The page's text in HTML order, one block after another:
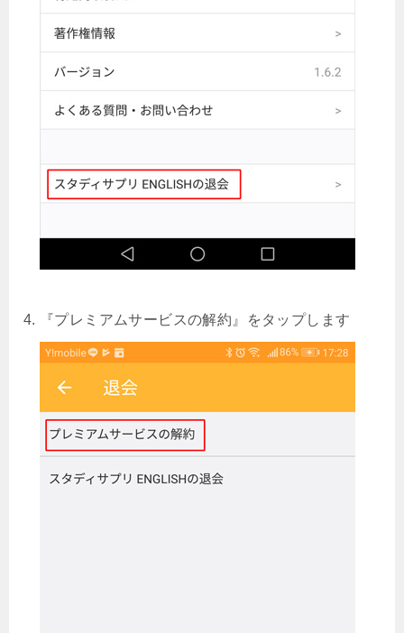
『プレミアムサービスの解約』をタップします